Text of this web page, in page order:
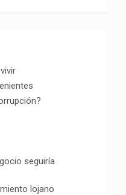
seguiría
lojano